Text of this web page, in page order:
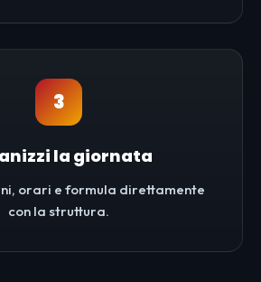
3
la giornata
orari e formula direttamente
con la struttura.